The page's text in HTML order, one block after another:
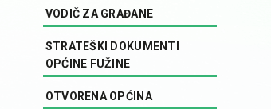
VODIČ ZA GRAĐANE
STRATEŠKI DOKUMENTI
OPĆINE FUŽINE
OTVORENA OPĆINA